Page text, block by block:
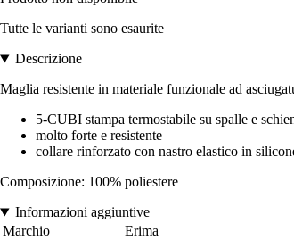
Tutte le varianti sono esaurite
Descrizione
Maglia resistente in materiale funzionale ad
5-CUBI stampa termostabile su spalle e
molto forte e resistente
collare rinforzato con nastro elastico in
Composizione: 100% poliestere
Informazioni aggiuntive
Marchio
Erima